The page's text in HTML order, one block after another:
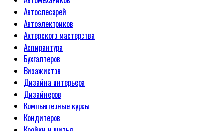
Автослесарей
Автоэлектриков
Актерского мастерства
Аспирантура
Бухгалтеров
Визажистов
Дизайна интерьера
Дизайнеров
Компьютерные курсы
Кондитеров